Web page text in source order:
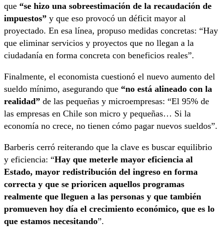
que “se hizo una sobreestimación de la recaudación de
impuestos” y que eso provocó un déficit mayor al
proyectado. En esa línea, propuso medidas concretas: “Hay
que eliminar servicios y proyectos que no llegan a la
ciudadanía en forma concreta con beneficios reales”.
Finalmente, el economista cuestionó el nuevo aumento del
sueldo mínimo, asegurando que “no está alineado con la
realidad” de las pequeñas y microempresas: “El 95% de
las empresas en Chile son micro y pequeñas… Si la
economía no crece, no tienen cómo pagar nuevos sueldos”.
Barberis cerró reiterando que la clave es buscar equilibrio
y eficiencia: “Hay que meterle mayor eficiencia al
Estado, mayor redistribución del ingreso en forma
correcta y que se prioricen aquellos programas
realmente que lleguen a las personas y que también
promueven hoy día el crecimiento económico, que es lo
que estamos necesitando”.